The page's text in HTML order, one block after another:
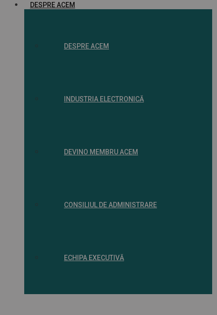
DESPRE ACEM
DESPRE ACEM
INDUSTRIA ELECTRONICĂ
DEVINO MEMBRU ACEM
CONSILIUL DE ADMINISTRARE
ECHIPA EXECUTIVĂ